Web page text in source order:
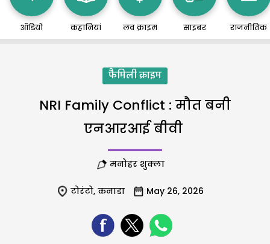
ऑडियो कहानियां लव क्राइम साइबर राजनीतिक
फैमिली क्राइम
NRI Family Conflict : मौत बनी
एनआरआई बीवी
मनोहर शुक्ला
टोरंटो, कनाडा May 26, 2026